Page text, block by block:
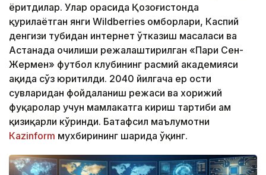
ёритдилар. Улар орасида Қозоғистонда
қурилаётган янги Wildberries омборлари, Каспий
денгизи тубидан интернет ўтказиш масаласи ва
Астанада очилиши режалаштирилган «Пари Сен-
Жермен» футбол клубининг расмий академияси
ҳақида сўз юритилди. 2040 йилгача ер ости
сувларидан фойдаланиш режаси ва хорижий
фуқаролар учун мамлакатга кириш тартиби ҳам
қизиқарли кўринди. Батафсил маълумотни
Кazinform мухбирининг шарҳида ўқинг.